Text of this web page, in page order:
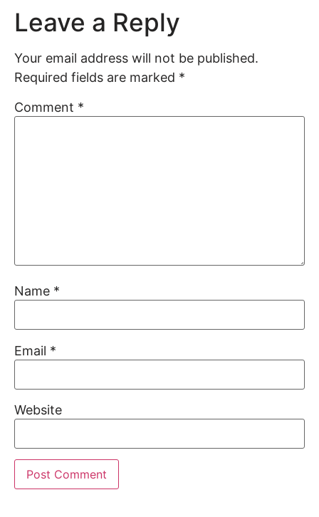
Leave a Reply
Your email address will not be published.
Required fields are marked *
Comment *
Name *
Email *
Website